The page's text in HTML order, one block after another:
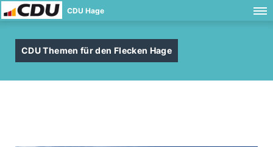
CDU Hage
CDU Themen für den Flecken Hage